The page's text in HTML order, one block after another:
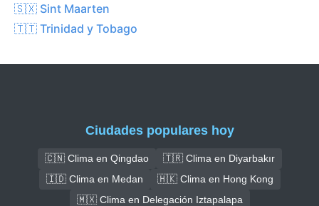
🇸🇽 Sint Maarten
🇹🇹 Trinidad y Tobago
Ciudades populares hoy
🇨🇳 Clima en Qingdao
🇹🇷 Clima en Diyarbakır
🇮🇩 Clima en Medan
🇭🇰 Clima en Hong Kong
🇲🇽 Clima en Delegación Iztapalapa